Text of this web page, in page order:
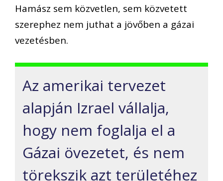
Hamász sem közvetlen, sem közvetett
szerephez nem juthat a jövőben a gázai
vezetésben.
Az amerikai tervezet
alapján Izrael vállalja,
hogy nem foglalja el a
Gázai övezetet, és nem
törekszik azt területéhez